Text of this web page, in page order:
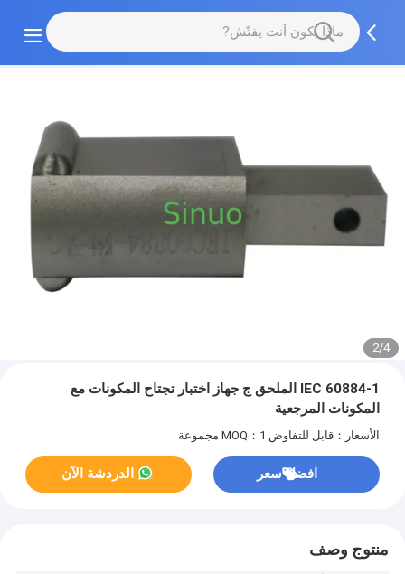
2/4
IEC 60884-1 الملحق ج جهاز اختبار تجتاح المكونات مع
المكونات المرجعية
الأسعار：قابل للتفاوض MOQ：1 مجموعة
افضل سعر الدردشة الآن
منتوج وصف